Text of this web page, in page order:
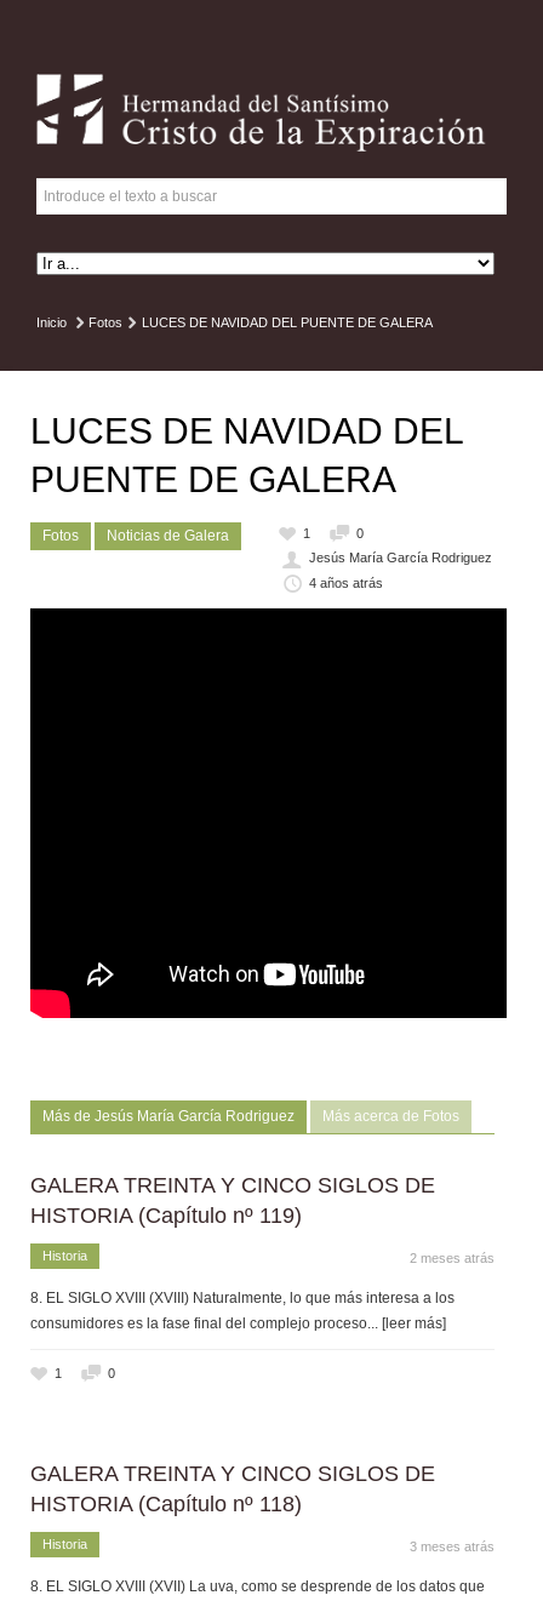
Inicio Fotos LUCES DE NAVIDAD DEL PUENTE DE GALERA
LUCES DE NAVIDAD DEL
PUENTE DE GALERA
Fotos Noticias de Galera 1
0
Jesús María García Rodriguez
4 años atrás
Más de Jesús María García Rodriguez Más acerca de Fotos
GALERA TREINTA Y CINCO SIGLOS DE
HISTORIA (Capítulo nº 119)
Historia 2 meses atrás
8. EL SIGLO XVIII (XVIII) Naturalmente, lo que más interesa a los
consumidores es la fase final del complejo proceso ... [leer más]
1 0
GALERA TREINTA Y CINCO SIGLOS DE
HISTORIA (Capítulo nº 118)
Historia 3 meses atrás
8. EL SIGLO XVIII (XVII) La uva, como se desprende de los datos que